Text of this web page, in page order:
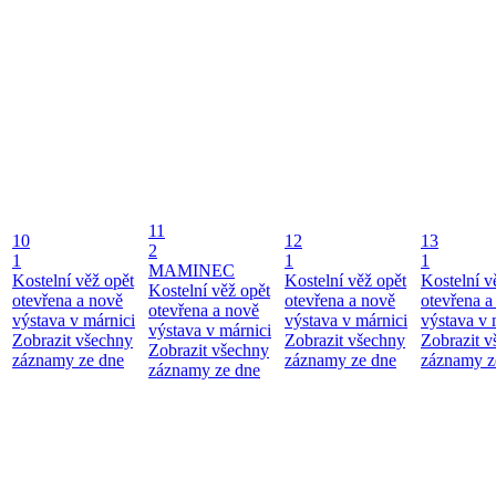
10
1
Kostelní věž opět
otevřena a nově
výstava v márnici
Zobrazit všechny
záznamy ze dne
11
2
MAMINEC
Kostelní věž opět
otevřena a nově
výstava v márnici
Zobrazit všechny
záznamy ze dne
12
1
Kostelní věž opět
otevřena a nově
výstava v márnici
Zobrazit všechny
záznamy ze dne
13
1
Kostelní
otevřena
výstava v
Zobrazit
záznamy